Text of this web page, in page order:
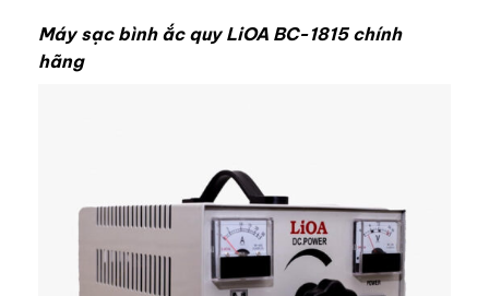
Máy sạc bình ắc quy LiOA BC-1815 chính
hãng